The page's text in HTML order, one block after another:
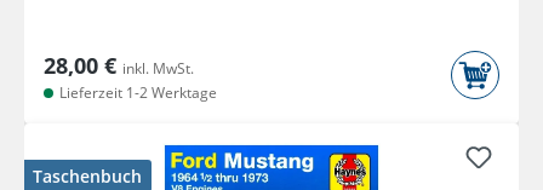
28,00 € inkl. MwSt.
Lieferzeit 1-2 Werktage
Taschenbuch